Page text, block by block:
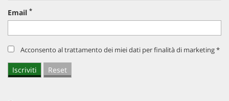
Email *
Acconsento al trattamento dei miei dati per finalità di marketing *